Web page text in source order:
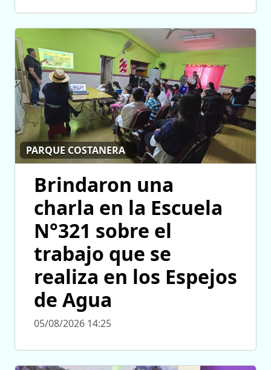
PARQUE COSTANERA
Brindaron una
charla en la Escuela
N°321 sobre el
trabajo que se
realiza en los Espejos
de Agua
05/08/2026 14:25